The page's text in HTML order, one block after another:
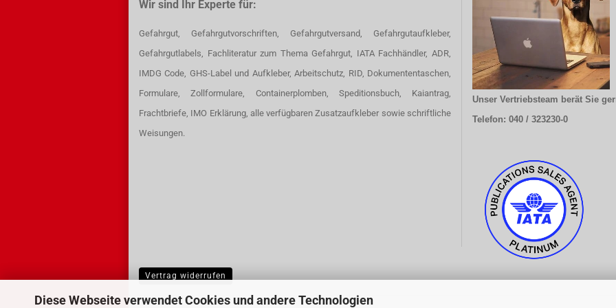
Diese Webseite verwendet Cookies und andere Technologien
Wir sind Ihr Experte für:
Gefahrgut, Gefahrgutvorschriften, Gefahrgutversand, Gefahrgutaufkleber,
Gefahrgutlabels, Fachliteratur zum Thema Gefahrgut, IATA Fachhändler, ADR,
IMDG Code, GHS-Label und Aufkleber, Arbeitschutz, RID, Dokumententaschen,
Formulare, Zollformulare, Containerplomben, Speditionsbuch, Kaiantrag,
Frachtbriefe, IMO Erklärung, alle verfügbaren Zusatzaufkleber sowie schriftliche
Weisungen.
Unser Vertriebsteam berät Sie
Telefon: 040 / 323230-0
Vertrag widerrufen